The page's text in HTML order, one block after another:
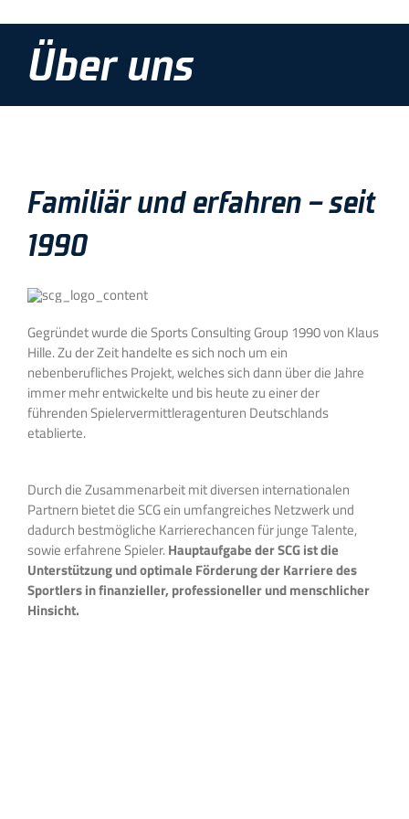
Über uns
Familiär und erfahren – seit
1990
Gegründet wurde die Sports Consulting Group 1990 von Klaus
Hille. Zu der Zeit handelte es sich noch um ein
nebenberufliches Projekt, welches sich dann über die Jahre
immer mehr entwickelte und bis heute zu einer der
führenden Spielervermittleragenturen Deutschlands
etablierte.
Durch die Zusammenarbeit mit diversen internationalen
Partnern bietet die SCG ein umfangreiches Netzwerk und
dadurch bestmögliche Karrierechancen für junge Talente,
sowie erfahrene Spieler.Hauptaufgabe der SCG ist die
Unterstützung und optimale Förderung der Karriere des
Sportlers in finanzieller, professioneller und menschlicher
Hinsicht.